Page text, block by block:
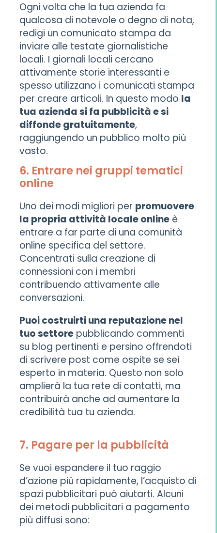
Ogni volta che la tua azienda fa
qualcosa di notevole o degno di nota,
redigi un comunicato stampa da
inviare alle testate giornalistiche
locali. I giornali locali cercano
attivamente storie interessanti e
spesso utilizzano i comunicati stampa
per creare articoli. In questo modo la
tua azienda si fa pubblicità e si
diffonde gratuitamente,
raggiungendo un pubblico molto più
vasto.
6. Entrare nei gruppi tematici
online
Uno dei modi migliori per promuovere
la propria attività locale online è
entrare a far parte di una comunità
online specifica del settore.
Concentrati sulla creazione di
connessioni con i membri
contribuendo attivamente alle
conversazioni.
Puoi costruirti una reputazione nel
tuo settore pubblicando commenti
su blog pertinenti e persino offrendoti
di scrivere post come ospite se sei
esperto in materia. Questo non solo
amplierà la tua rete di contatti, ma
contribuirà anche ad aumentare la
credibilità tua tu azienda.
7. Pagare per la pubblicità
Se vuoi espandere il tuo raggio
d’azione più rapidamente, l’acquisto di
spazi pubblicitari può aiutarti. Alcuni
dei metodi pubblicitari a pagamento
più diffusi sono: